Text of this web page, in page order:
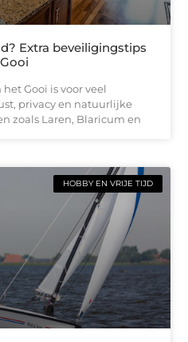
Extra beveiligingstips
Gooi is voor veel
privacy en natuurlijke
zoals Laren, Blaricum en
HOBBY EN VRIJE TIJD